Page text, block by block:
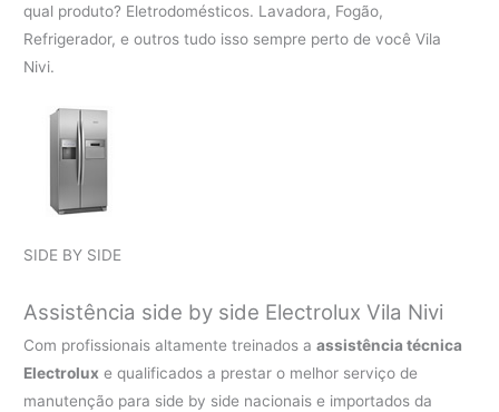
qual produto? Eletrodomésticos. Lavadora, Fogão,
Refrigerador, e outros tudo isso sempre perto de você Vila
Nivi.
SIDE BY SIDE
Assistência side by side Electrolux Vila Nivi
Com profissionais altamente treinados aassistência técnica
Electrolux e qualificados a prestar o melhor serviço de
manutenção para side by side nacionais e importados da